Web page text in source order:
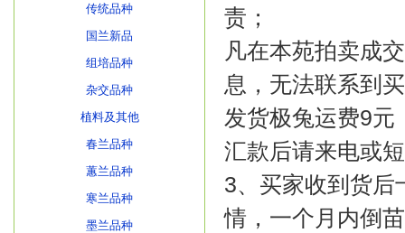
传统品种
国兰新品
组培品种
杂交品种
植料及其他
春兰品种
蕙兰品种
寒兰品种
墨兰品种
责；
凡在本苑拍卖成
息，无法联系到
发货极兔运费9元
汇款后请来电或
3、买家收到货后
情，一个月内倒